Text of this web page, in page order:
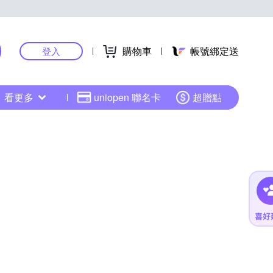
登入 購物車 帳號綁定送
看更多 uniopen 聯名卡 超贈點